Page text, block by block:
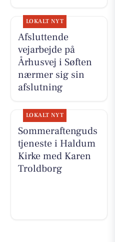
LOKALT NYT
Afsluttende
vejarbejde på
Århusvej i Søften
nærmer sig sin
afslutning
LOKALT NYT
Sommeraftenguds
tjeneste i Haldum
Kirke med Karen
Troldborg